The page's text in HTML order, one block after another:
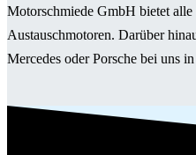
Motorschmiede GmbH bietet
Austauschmotoren. Darüber
Mercedes oder Porsche bei uns